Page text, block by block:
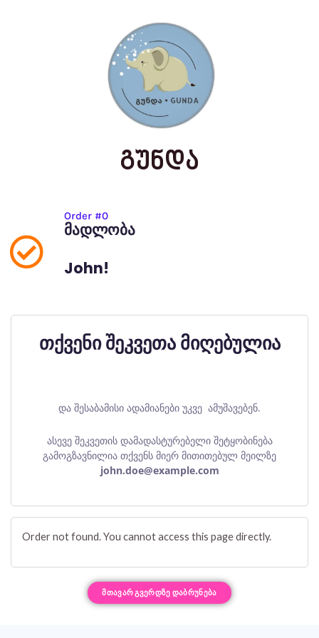
ᲒᲣᲜᲓᲐ
Order #0
მადლობა
John!
თქვენი შეკვეთა მიღებულია
და შესაბამისი ადამიანები უკვე ამუშავებენ.
ასევე შეკვეთის დამადასტურებელი შეტყობინება
გამოგზავნილია თქვენს მიერ მითითებულ მეილზე
john.doe@example.com
Order not found. You cannot access this page directly.
ᲛᲗᲐᲕᲐᲠ ᲒᲕᲔᲠᲓᲖᲔ ᲓᲐᲑᲠᲣᲜᲔᲑᲐ